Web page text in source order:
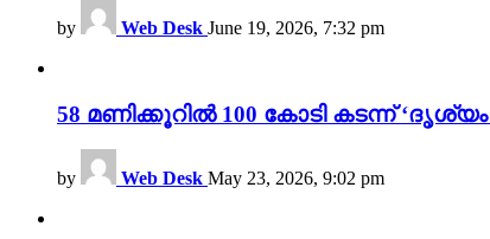
by Web Desk June 19, 2026, 7:32 pm
58 മണിക്കൂറിൽ 100 കോടി കടന്ന്
by Web Desk May 23, 2026, 9:02 pm